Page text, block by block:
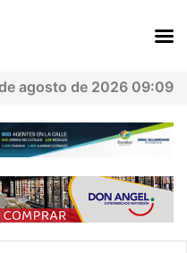
agosto de 2026 09:09